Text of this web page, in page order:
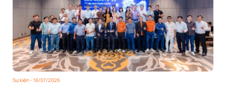
Sự kiện- 16/07/2026